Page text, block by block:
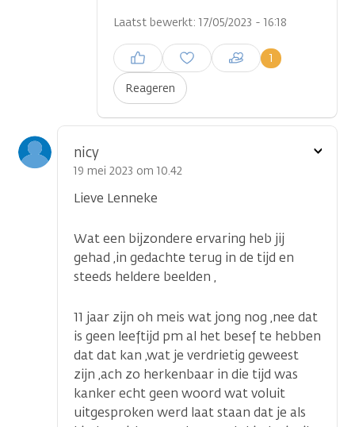
Laatst bewerkt: 17/05/2023 - 16:18
Reageren
1
Inloggen om een reactie te
plaatsen
nicy
19 mei 2023 om 10.42
Lieve Lenneke
Wat een bijzondere ervaring heb jij
gehad ,in gedachte terug in de tijd en
steeds heldere beelden ,
11 jaar zijn oh meis wat jong nog ,nee dat
is geen leeftijd pm al het besef te hebben
dat dat kan ,wat je verdrietig geweest
zijn ,ach zo herkenbaar in die tijd was
kanker echt geen woord wat voluit
uitgesproken werd laat staan dat je als
Toon